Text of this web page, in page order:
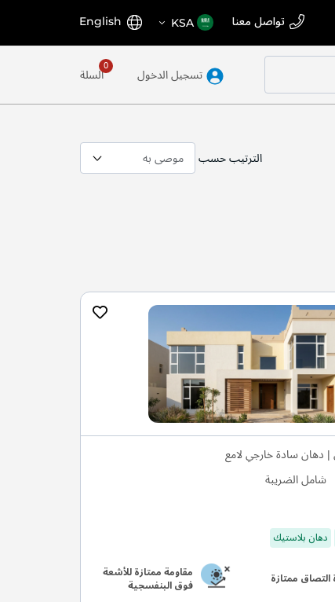
تواصل معنا اختر
المتجر
KSA اللغة English
السلة تسجيل الدخول
الترتيب حسب
دهان سادة خارجي لامع
شامل الضريبة
دهان بلاستيك
التصاق ممتازة مقاومة ممتازة للأشعة
فوق البنفسجية